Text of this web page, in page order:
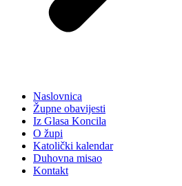
Naslovnica
Župne obavijesti
Iz Glasa Koncila
O župi
Katolički kalendar
Duhovna misao
Kontakt